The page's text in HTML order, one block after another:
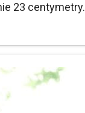
23 centymetry.